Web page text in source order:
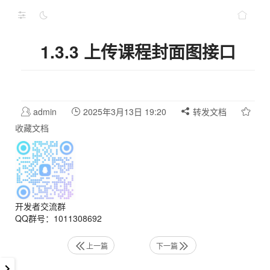
1.3.3 上传课程封面图接口
admin 2025年3月13日 19:20
转发文档
收藏文档
开发者交流群
QQ群号：1011308692
上一篇 下一篇